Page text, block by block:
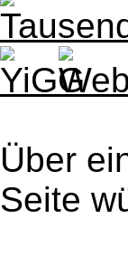
Über
Seite